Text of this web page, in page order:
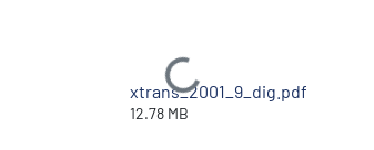
Ladataan...
xtrans_2001_9_dig.pdf
12.78 MB